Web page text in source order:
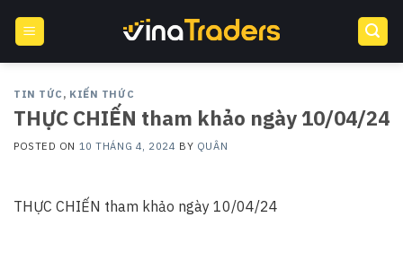
TIN TỨC , KIẾN THỨC
THỰC CHIẾN tham khảo ngày 10/04/24
POSTED ON 10 THÁNG 4, 2024 BY QUÂN
THỰC CHIẾN tham khảo ngày 10/04/24